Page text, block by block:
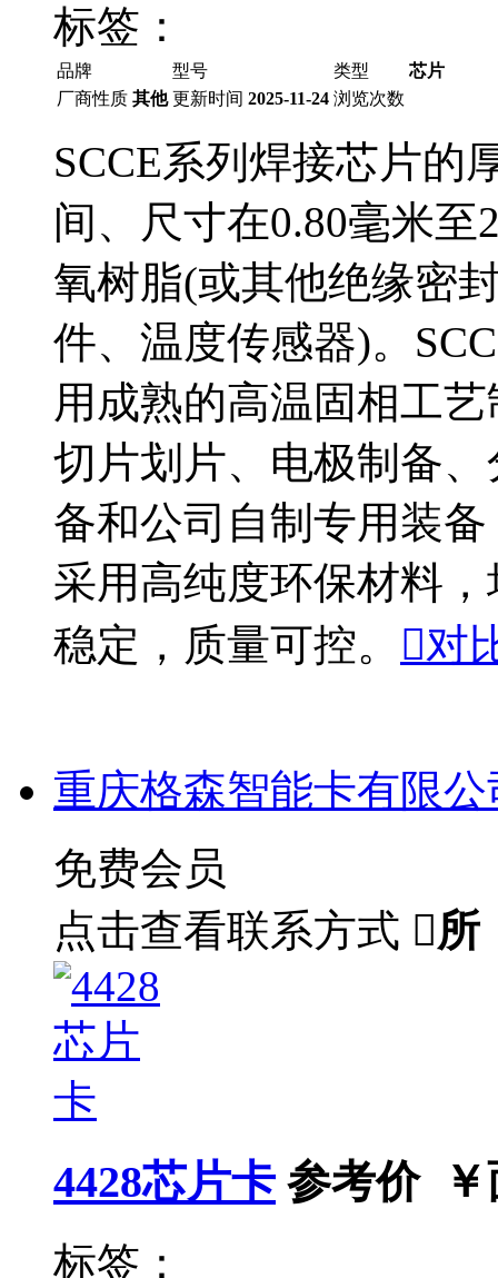
标签：
品牌 型号 类型
芯片
厂商性质 其他 更新时间 2025-11-24 浏览次数
SCCE系列焊接芯片的
间、尺寸在0.80毫米
氧树脂(或其他绝缘密
件、温度传感器)。
用成熟的高温固相工
切片划片、电极制备
备和公司自制专用装
采用高纯度环保材料
稳定，质量可控。 对
重庆格森智能卡有限公
免费会员
点击查看联系方式 所
4428芯片卡 参考价 ￥
标签：